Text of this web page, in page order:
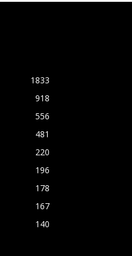
1833
918
556
481
220
196
178
167
140